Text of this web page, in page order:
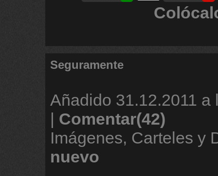
Seguramente
Añadido 31.12.2011 a
| Comentar(42)
Imágenes, Carteles y
nuevo